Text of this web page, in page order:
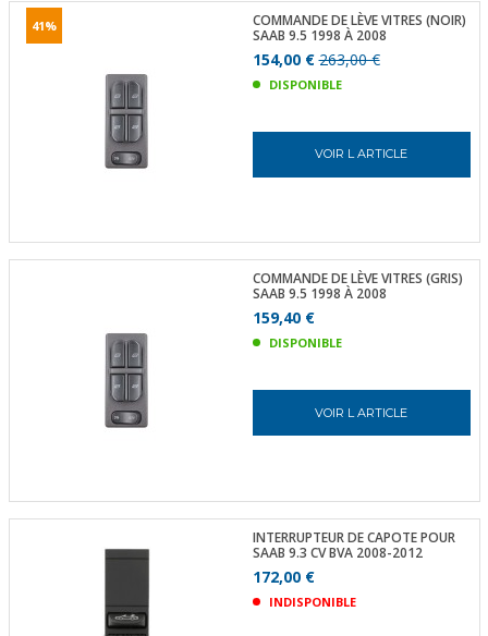
41%
COMMANDE DE LÈVE VITRES (NOIR)
SAAB 9.5 1998 À 2008
154,00 €263,00 €
DISPONIBLE
VOIR L ARTICLE
COMMANDE DE LÈVE VITRES (GRIS)
SAAB 9.5 1998 À 2008
159,40 €
DISPONIBLE
VOIR L ARTICLE
INTERRUPTEUR DE CAPOTE POUR
SAAB 9.3 CV BVA 2008-2012
172,00 €
INDISPONIBLE